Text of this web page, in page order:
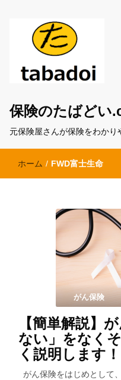
保険のたばどい
元保険屋さんが保険をわかり
ホーム / FWD富士生命
がん保険
【簡単解説】
ない」をなく
く説明します！
がん保険をはじめとして